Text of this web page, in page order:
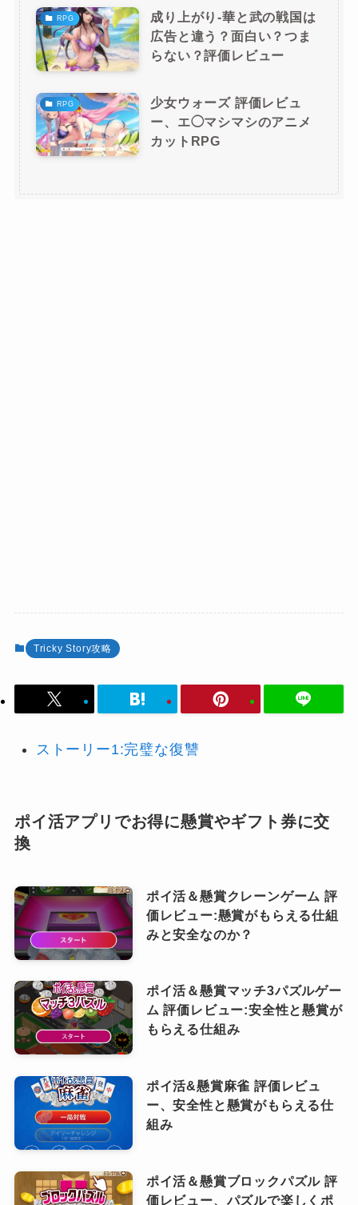
RPG
成り上がり-華と武の戦国は
広告と違う？面白い？つま
らない？評価レビュー
RPG
少女ウォーズ 評価レビュ
ー、エ◯マシマシのアニメ
カットRPG
Tricky Story攻略
ストーリー1:完璧な復讐
ポイ活アプリでお得に懸賞やギフト券に交
換
ポイ活＆懸賞クレーンゲーム 評
価レビュー:懸賞がもらえる仕組
みと安全なのか？
ポイ活＆懸賞マッチ3パズルゲー
ム 評価レビュー:安全性と懸賞が
もらえる仕組み
ポイ活&懸賞麻雀 評価レビュ
ー、安全性と懸賞がもらえる仕
組み
ポイ活＆懸賞ブロックパズル 評
価レビュー、パズルで楽しくポ